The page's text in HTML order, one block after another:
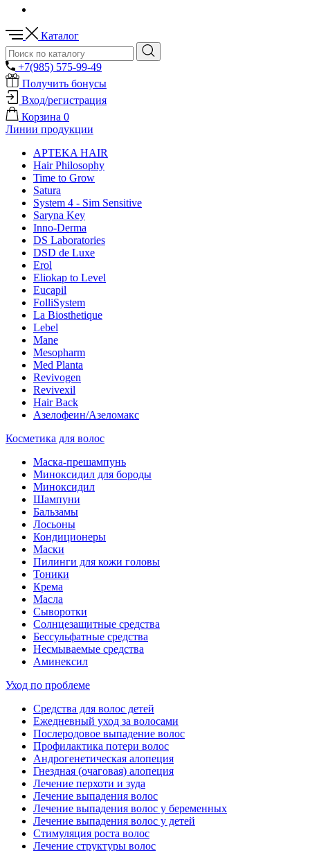
Каталог
+7(985) 575-99-49
Получить бонусы
Вход/регистрация
Корзина 0
Линии продукции
APTEKA HAIR
Hair Philosophy
Time to Grow
Satura
System 4 - Sim Sensitive
Saryna Key
Inno-Derma
DS Laboratories
DSD de Luxe
Erol
Eliokap to Level
Eucapil
FolliSystem
La Biosthetique
Lebel
Mane
Mesopharm
Med Planta
Revivogen
Revivexil
Hair Back
Азелофеин/Aзеломакс
Косметика для волос
Маска-прешампунь
Миноксидил для бороды
Миноксидил
Шампуни
Бальзамы
Лосьоны
Кондиционеры
Маски
Пилинги для кожи головы
Тоники
Крема
Масла
Сыворотки
Солнцезащитные средства
Бессульфатные средства
Несмываемые средства
Аминексил
Уход по проблеме
Средства для волос детей
Ежедневный уход за волосами
Послеродовое выпадение волос
Профилактика потери волос
Андрогенетическая алопеция
Гнездная (очаговая) алопеция
Лечение перхоти и зуда
Лечение выпадения волос
Лечение выпадения волос у беременных
Лечение выпадения волос у детей
Стимуляция роста волос
Лечение структуры волос